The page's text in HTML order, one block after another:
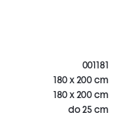
001181
180 x 200 cm
180 x 200 cm
do 25 cm